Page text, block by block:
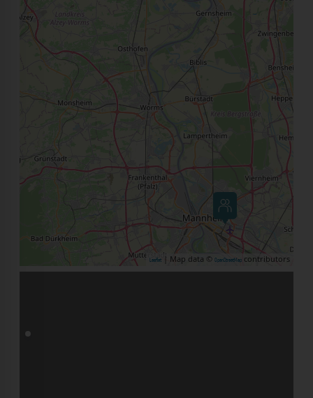
Leaflet | Map data © OpenStreetMap contributors